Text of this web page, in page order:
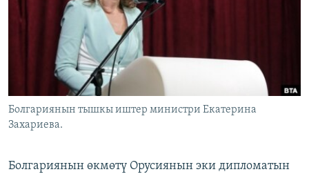
АЗАТТЫК+
ЫҢГАЙСЫЗ СУРООЛОР
ЭЕ/АРнун бардык сайттары
Болгариянын тышкы иштер министри Екатерина
Захариева.
Болгариянын өкмөтү Орусиянын эки дипломатын